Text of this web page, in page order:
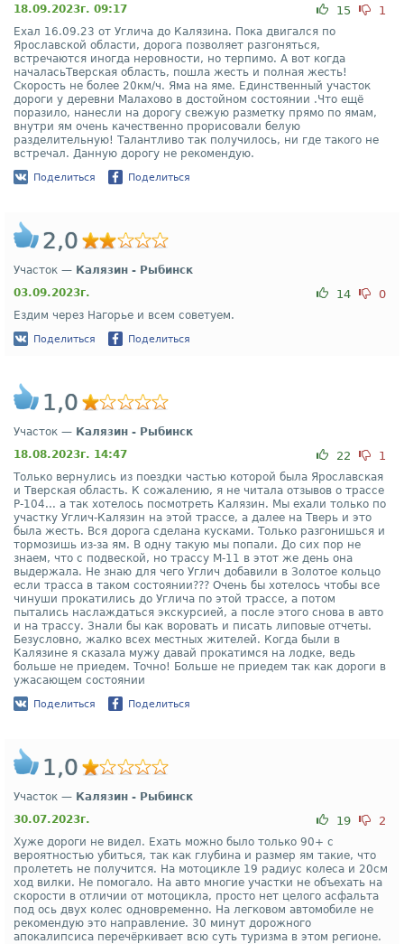
18.09.2023г. 09:17 15 1
Ехал 16.09.23 от Углича до Калязина. Пока двигался по
Ярославской области, дорога позволяет разгоняться,
встречаются иногда неровности, но терпимо. А вот когда
началасьТверская область, пошла жесть и полная жесть!
Скорость не более 20км/ч. Яма на яме. Единственный участок
дороги у деревни Малахово в достойном состоянии .Что ещё
поразило, нанесли на дорогу свежую разметку прямо по ямам,
внутри ям очень качественно прорисовали белую
разделительную! Талантливо так получилось, ни где такого не
встречал. Данную дорогу не рекомендую.
Поделиться Поделиться
2,0
Участок — Калязин - Рыбинск
03.09.2023г.
14 0
Ездим через Нагорье и всем советуем.
Поделиться Поделиться
1,0
Участок — Калязин - Рыбинск
18.08.2023г. 14:47
22 1
Только вернулись из поездки частью которой была Ярославская
и Тверская область. К сожалению, я не читала отзывов о трассе
Р-104... а так хотелось посмотреть Калязин. Мы ехали только по
участку Углич-Калязин на этой трассе, а далее на Тверь и это
была жесть. Вся дорога сделана кусками. Только разгонишься и
тормозишь из-за ям. В одну такую мы попали. До сих пор не
знаем, что с подвеской, но трассу М-11 в этот же день она
выдержала. Не знаю для чего Углич добавили в Золотое кольцо
если трасса в таком состоянии??? Очень бы хотелось чтобы все
чинуши прокатились до Углича по этой трассе, а потом
пытались наслаждаться экскурсией, а после этого снова в авто
и на трассу. Знали бы как воровать и писать липовые отчеты.
Безусловно, жалко всех местных жителей. Когда были в
Калязине я сказала мужу давай прокатимся на лодке, ведь
больше не приедем. Точно! Больше не приедем так как дороги в
ужасающем состоянии
Поделиться Поделиться
1,0
Участок — Калязин - Рыбинск
30.07.2023г.
19 2
Хуже дороги не видел. Ехать можно было только 90+ с
вероятностью убиться, так как глубина и размер ям такие, что
пролететь не получится. На мотоцикле 19 радиус колеса и 20см
ход вилки. Не помогало. На авто многие участки не объехать на
скорости в отличии от мотоцикла, просто нет целого асфальта
под ось двух колес одновременно. На легковом автомобиле не
рекомендую это направление. 30 минут дорожного
апокалипсиса перечёркивает всю суть туризма в этом регионе.